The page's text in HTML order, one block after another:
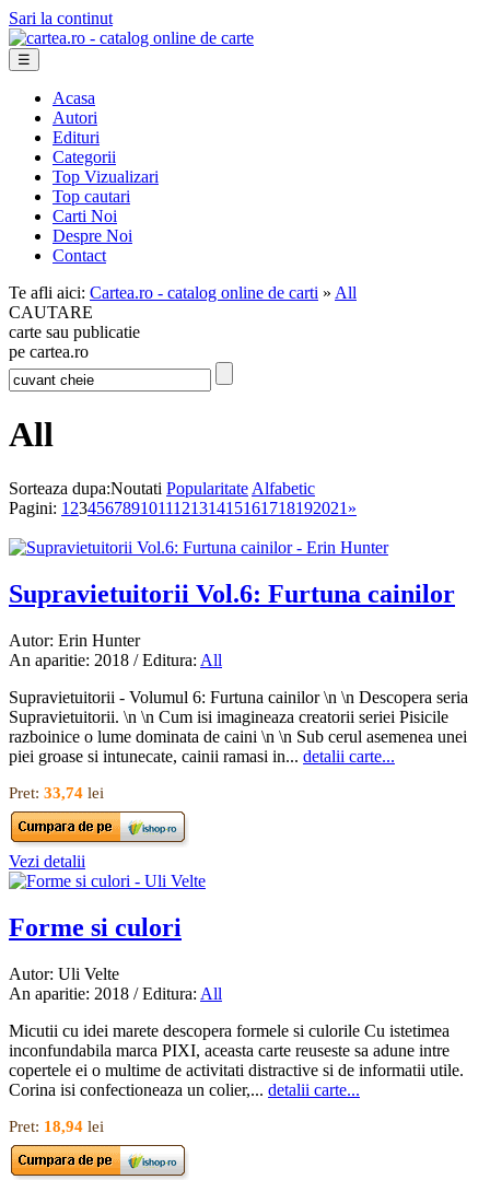
Sari la continut
☰
Acasa
Autori
Edituri
Categorii
Top Vizualizari
Top cautari
Carti Noi
Despre Noi
Contact
Te afli aici: Cartea.ro - catalog online de carti » All
CAUTARE
carte sau publicatie
pe cartea.ro
All
Sorteaza dupa:Noutati Popularitate Alfabetic
Pagini: 1 23456789101112131415161718192021 »
Supravietuitorii Vol.6: Furtuna cainilor
Autor: Erin Hunter
An aparitie: 2018 / Editura: All
Supravietuitorii - Volumul 6: Furtuna cainilor \n \n Descopera seria
Supravietuitorii. \n \n Cum isi imagineaza creatorii seriei Pisicile
razboinice o lume dominata de caini \n \n Sub cerul asemenea unei
piei groase si intunecate, cainii ramasi in... detalii carte...
Pret: 33,74 lei
Vezi detalii
Forme si culori
Autor: Uli Velte
An aparitie: 2018 / Editura: All
Micutii cu idei marete descopera formele si culorile Cu istetimea
inconfundabila marca PIXI, aceasta carte reuseste sa adune intre
copertele ei o multime de activitati distractive si de informatii utile.
Corina isi confectioneaza un colier,... detalii carte...
Pret: 18,94 lei